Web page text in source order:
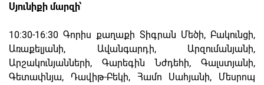
Սյունիքի մարզի՝
10:30-16:30 Գորիս քաղաքի Տիգրան Մեծի, Բակունցի,
Առաքելյանի, Ավանգարդի, Արզումանյանի,
Արշակունյանների, Գարեգին Նժդեհի, Գալստյանի,
Գետափնյա, Դավիթ-Բեկի, Համո Սահյանի, Մեսրոպ